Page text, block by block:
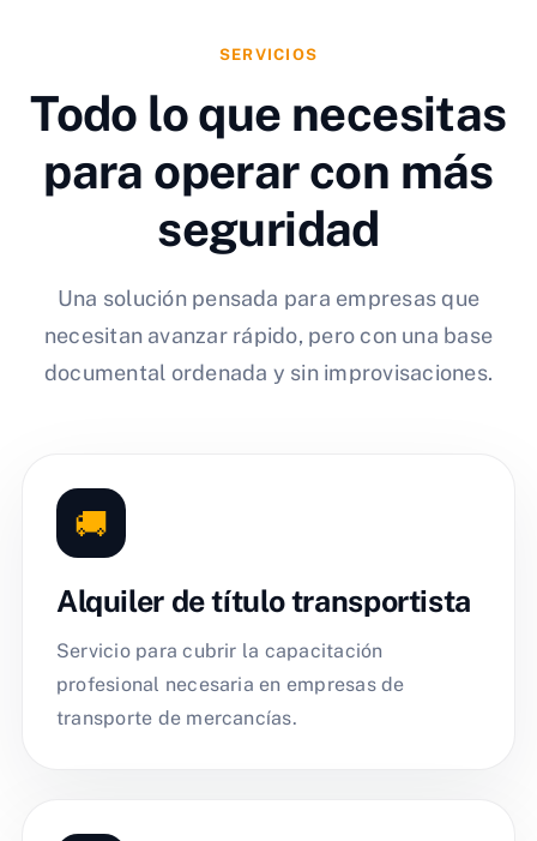
SERVICIOS
Todo lo que necesitas
para operar con más
seguridad
Una solución pensada para empresas que
necesitan avanzar rápido, pero con una base
documental ordenada y sin improvisaciones.
🚚
Alquiler de título transportista
Servicio para cubrir la capacitación
profesional necesaria en empresas de
transporte de mercancías.